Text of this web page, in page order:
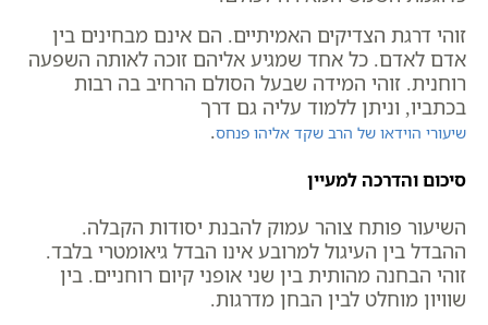
זוהי דרגת הצדיקים האמיתיים. הם אינם מבחינים בין
אדם לאדם. כל אחד שמגיע אליהם זוכה לאותה השפעה
רוחנית. זוהי המידה שבעל הסולם הרחיב בה רבות
בכתביו, וניתן ללמוד עליה גם דרך
שיעורי הוידאו של הרב שקד אליהו פנחס.
סיכום והדרכה למעיין
השיעור פותח צוהר עמוק להבנת יסודות הקבלה.
ההבדל בין העיגול למרובע אינו הבדל גיאומטרי בלבד.
זוהי הבחנה מהותית בין שני אופני קיום רוחניים. בין
שוויון מוחלט לבין הבחן מדרגות.